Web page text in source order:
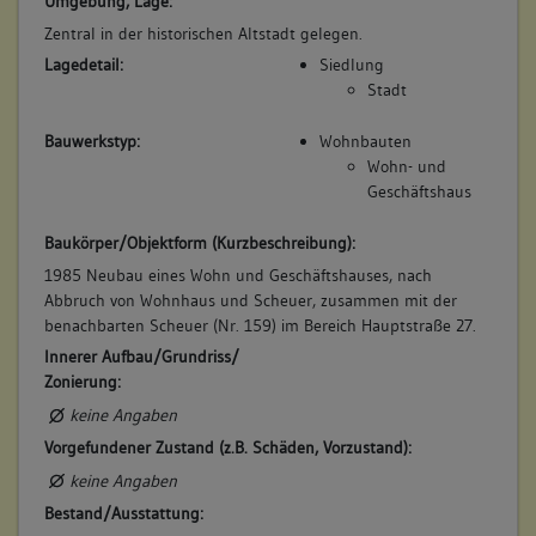
Betroffene Gebäudeteile:
keine
7. Besitzer:in:
Deisinger, Witwe
Witwe des Hans Jacob Deisinger
Bemerkung Besitz:
besitzt
Beschreibung:
Beruf / Amt / Titel:
keiner
Betroffene Gebäudeteile:
keine
Zentral in der historischen Altstadt gelegen.
Lagedetail:
Siedlung
Stadt
Bauwerkstyp:
Wohnbauten
Wohn- und
Geschäftshaus
Baukörper/Objektform (Kurzbeschreibung):
1985 Neubau eines Wohn und Geschäftshauses, nach
Abbruch von Wohnhaus und Scheuer, zusammen mit der
benachbarten Scheuer (Nr. 159) im Bereich Hauptstraße 27.
Innerer Aufbau/Grundriss/
Zonierung:
keine Angaben
Vorgefundener Zustand (z.B. Schäden, Vorzustand):
keine Angaben
Bestand/Ausstattung: